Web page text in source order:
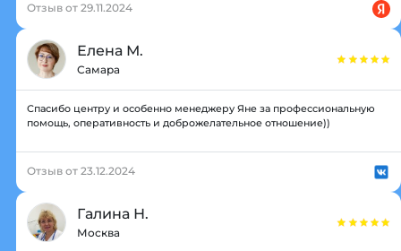
Отзыв от 29.11.2024
Елена М.
Самара
Спасибо центру и особенно менеджеру Яне за профессиональную
помощь, оперативность и доброжелательное отношение))
Отзыв от 23.12.2024
Галина Н.
Москва